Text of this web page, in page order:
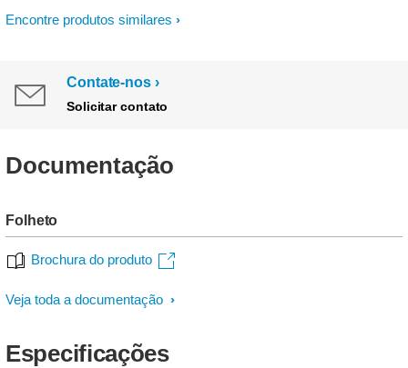
Encontre produtos similares
Contate-nos
Solicitar contato
Documentação
Folheto
Brochura do produto
Veja toda a documentação
Especificações